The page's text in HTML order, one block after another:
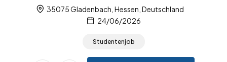
35075 Gladenbach, Hessen, Deutschland
24/06/2026
Studentenjob